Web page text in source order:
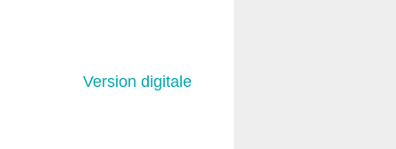
Version digitale